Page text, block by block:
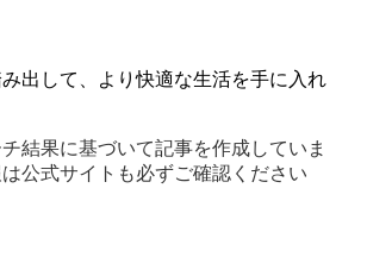
出して、より快適な生活を手に入れ
結果に基づいて記事を作成していま
公式サイトも必ずご確認ください